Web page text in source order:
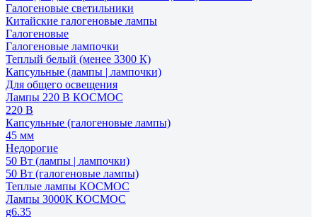
Галогеновые светильники
Китайские галогеновые лампы
Галогеновые
Галогеновые лампочки
Теплый белый (менее 3300 К)
Капсульные (лампы | лампочки)
Для общего освещения
Лампы 220 В КОСМОС
220 В
Капсульные (галогеновые лампы)
45 мм
Недорогие
50 Вт (лампы | лампочки)
50 Вт (галогеновые лампы)
Теплые лампы КОСМОС
Лампы 3000К КОСМОС
g6.35